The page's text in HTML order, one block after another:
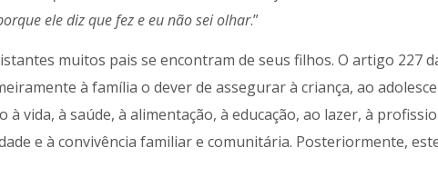
ele diz que fez e eu não sei olhar.”
muitos pais se encontram de seus filhos. O artigo 227
à família o dever de assegurar à criança, ao
vida, à saúde, à alimentação, à educação, ao lazer, à
e à convivência familiar e comunitária. Posteriormente,